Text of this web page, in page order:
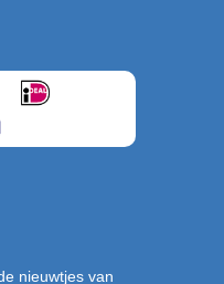
nieuwtjes van